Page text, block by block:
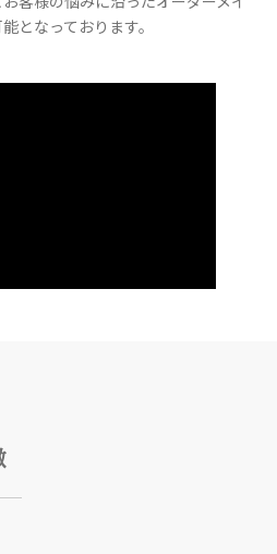
となっております。